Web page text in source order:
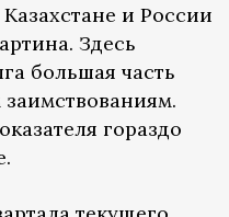
и России
Здесь
большая часть
гораздо